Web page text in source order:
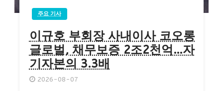
주요 기사
이규호 부회장 사내이사 코오롱
글로벌, 채무보증 2조2천억…자
기자본의 3.3배
2026-08-07